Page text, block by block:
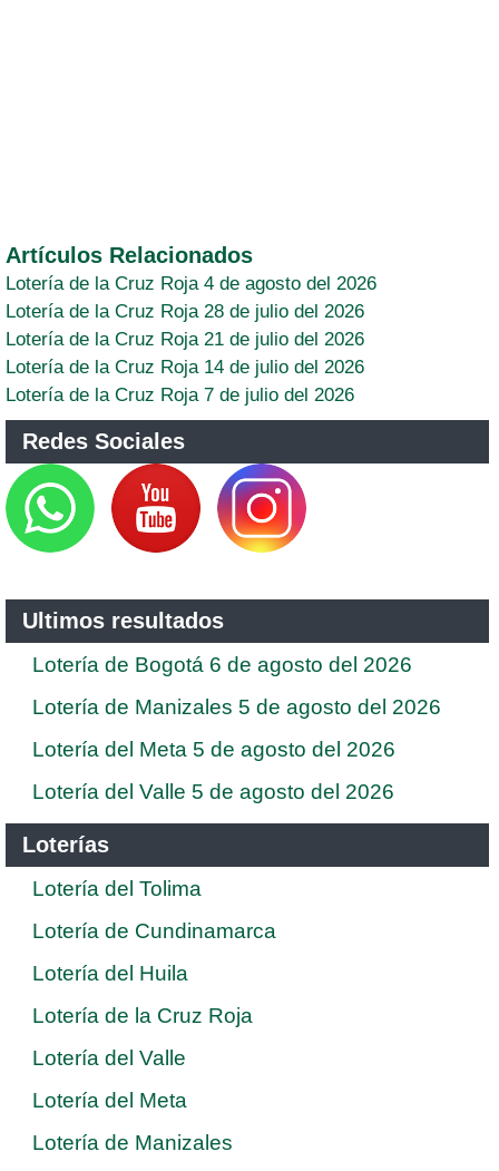
Artículos Relacionados
Lotería de la Cruz Roja 4 de agosto del 2026
Lotería de la Cruz Roja 28 de julio del 2026
Lotería de la Cruz Roja 21 de julio del 2026
Lotería de la Cruz Roja 14 de julio del 2026
Lotería de la Cruz Roja 7 de julio del 2026
Redes Sociales
Ultimos resultados
Lotería de Bogotá 6 de agosto del 2026
Lotería de Manizales 5 de agosto del 2026
Lotería del Meta 5 de agosto del 2026
Lotería del Valle 5 de agosto del 2026
Loterías
Lotería del Tolima
Lotería de Cundinamarca
Lotería del Huila
Lotería de la Cruz Roja
Lotería del Valle
Lotería del Meta
Lotería de Manizales